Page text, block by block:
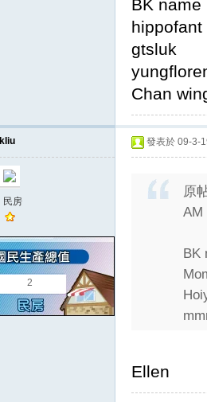
BK
Chan
kliu
民房
2
發表於 09-3-
原
AM